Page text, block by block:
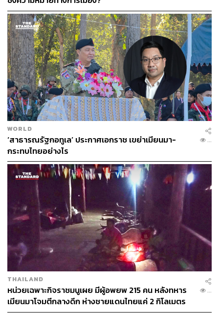
WORLD
‘สาธารณรัฐกอทูเล’ ประกาศเอกราช เขย่าเมียนมา-
กระทบไทยอย่างไร
...
THAILAND
หน่วยเฉพาะกิจราชมนูเผย มีผู้อพยพ 215 คน หลังทหาร
เมียนมาโจมตีกลางดึก ห่างชายแดนไทยแค่ 2 กิโลเมตร
...